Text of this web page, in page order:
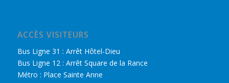
ACCÈS VISITEURS
Bus Ligne 31 : Arrêt Hôtel-Dieu
Bus Ligne 12 : Arrêt Square de la Rance
Métro : Place Sainte Anne